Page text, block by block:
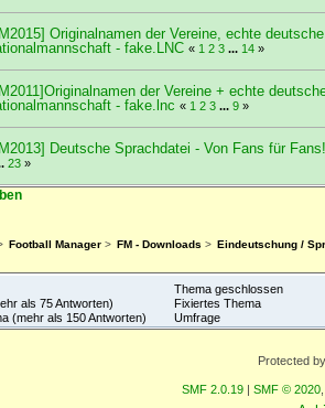
Originalnamen der Vereine, echte deutsche
- fake.LNC « 1 2 3 ... 14»
der Vereine + echte
- fake.lnc « 1 2 3 ... 9»
Deutsche Sprachdatei - Von Fans für Fans!
23»
Football Manager> FM - Downloads > Eindeutschung /
als 75 Antworten)
(mehr als 150 Antworten)
Thema geschlossen
Fixiertes Thema
Umfrage
Protected
SMF 2.0.19 SMF © 2020